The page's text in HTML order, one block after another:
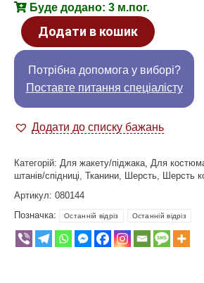
Буде додано: 3 м.пог.
Додати в кошик
Потрібна допомога у виборі?
Поставте питання спеціалісту
Додати до списку бажань
Категорій: Для жакету/піджака Для
штанів/спідниці Тканини Шерсть Шерсть
Артикул: 080144
Позначка:
Останній відріз Останній відріз